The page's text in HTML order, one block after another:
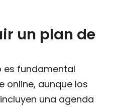
un plan de
es fundamental
online, aunque los
una agenda